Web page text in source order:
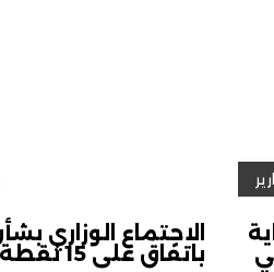
الاجتماع الوزاري
باتفاق على 15 نقطة